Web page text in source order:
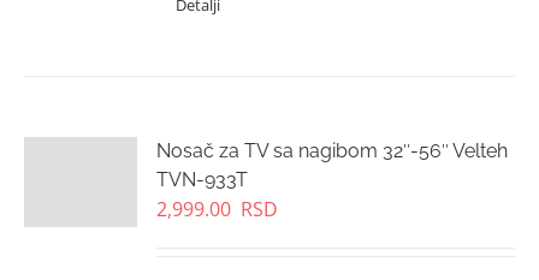
Nosač za TV sa nagibom 32″-56″ Velteh
TVN-933T
2,999.00 RSD